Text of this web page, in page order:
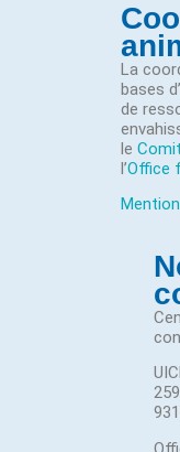
La
bases
de
le
l’Office